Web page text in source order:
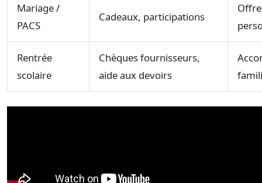
Mariage /
PACS
Cadeaux, participations
Rentrée
scolaire
Chèques fournisseurs,
aide aux devoirs